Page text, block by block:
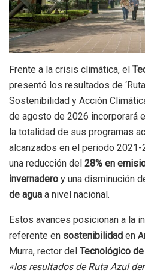
Frente a la crisis climática, el
presentó los resultados de ‘Ruta
Sostenibilidad y Acción
de agosto de 2026 incorporará
la totalidad de sus programas
alcanzados en el periodo
una reducción del 28% en
invernadero y una disminución
de agua a nivel nacional.
Estos avances posicionan a la
referente en sostenibilidad en
Murra, rector del Tecnológico
«los resultados de Ruta Azul